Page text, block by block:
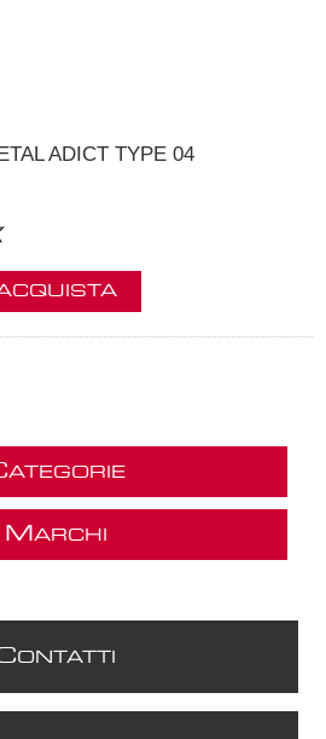
ADICT TYPE 04
ATEGORIE
M ARCHI
ONTATTI